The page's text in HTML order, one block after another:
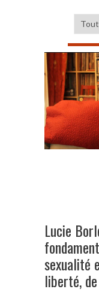
Lucie
sexualité
liberté,